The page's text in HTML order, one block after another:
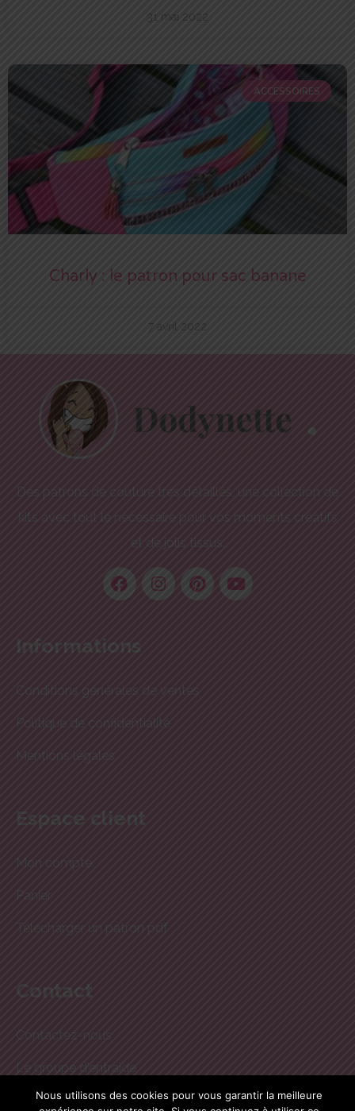
31 mai 2022
ACCESSOIRES
Charly : le patron pour sac banane
7 avril 2022
Des patrons de couture très détaillés, une collection de
kits avec tout le nécessaire pour vos moments créatifs
et de jolis tissus.
Informations
Conditions générales de ventes
Politique de confidentialité
Mentions légales
Espace client
Mon compte
Panier
Télécharger un patron pdf
Contact
Contactez-nous
Le groupe d'entraide
Newsletter
Nous utilisons des cookies pour vous garantir la meilleure